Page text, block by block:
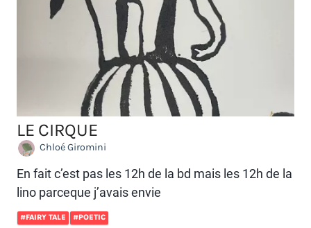
LE CIRQUE
Chloé Giromini
En fait c’est pas les 12h de la bd mais les 12h de la
lino parceque j’avais envie
#FAIRY TALE #POETIC